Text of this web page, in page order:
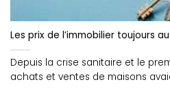
Les prix de l’immobilier toujours
Depuis la crise sanitaire et le
achats et ventes de maisons